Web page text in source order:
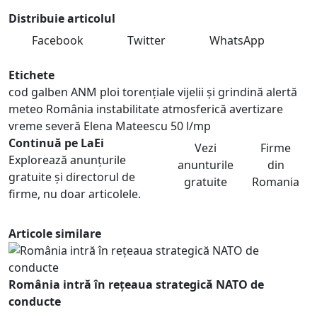
Distribuie articolul
Facebook
Twitter WhatsApp
Etichete
cod galben ANM ploi torențialevijelii și grindină alertă
meteo România instabilitate atmosferică avertizare
vreme severă Elena Mateescu 50 l/mp
Continuă pe LaEi
Explorează anunțurile
gratuite și directorul de
firme, nu doar articolele.
Vezi
anunturile
gratuite
Firme
din
Romania
Articole similare
România intră în rețeaua strategică NATO de
conducte